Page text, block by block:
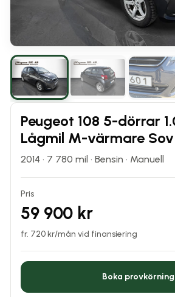
Peugeot 108 5-dörrar
Lågmil M-värmare Sov
2014 · 7 780 mil · Bensin · Manuell
Pris
59 900 kr
fr. 720kr/mån vid finansiering
Boka provkörning